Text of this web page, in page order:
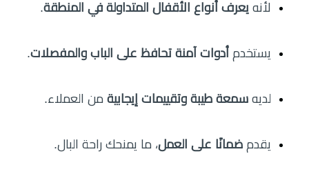
لأنه يعرف أنواع الأقفال المتداولة في المنطقة.
يستخدم أدوات آمنة تحافظ على الباب والمفصلات.
لديه سمعة طيبة وتقييمات إيجابية من العملاء.
يقدم ضمانًا على العمل، ما يمنحك راحة البال.